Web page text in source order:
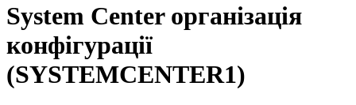
System Center організація
конфігурації
(SYSTEMCENTER1)